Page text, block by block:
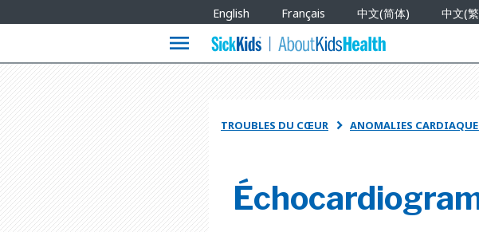
Languages
English Français 中文(简体) 中文(
menu
TROUBLES DU CŒUR  ANOMALIES